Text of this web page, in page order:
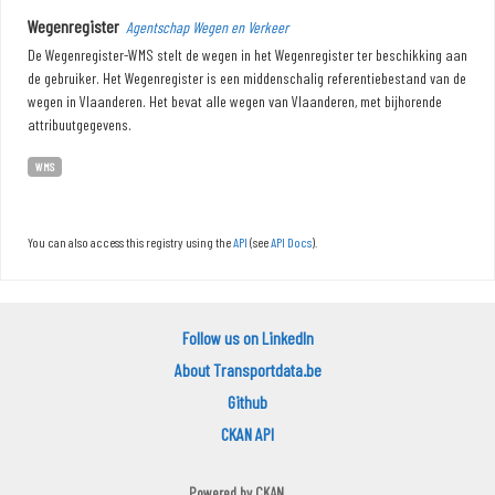
Wegenregister Agentschap Wegen en Verkeer
De Wegenregister-WMS stelt de wegen in het Wegenregister ter beschikking aan
de gebruiker. Het Wegenregister is een middenschalig referentiebestand van de
wegen in Vlaanderen. Het bevat alle wegen van Vlaanderen, met bijhorende
attribuutgegevens.
WMS
You can also access this registry using theAPI (seeAPI Docs).
Follow us on LinkedIn
About Transportdata.be
Github
CKAN API